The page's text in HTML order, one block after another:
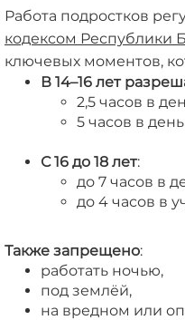
Работа подростков
кодексом Республики
ключевых моментов,
В 14–16 лет
2,5 часов в
5 часов в
С 16 до 18 лет:
до 7 часов в
до 4 часов в
Также запрещено:
работать ночью,
под землёй,
на вредном или